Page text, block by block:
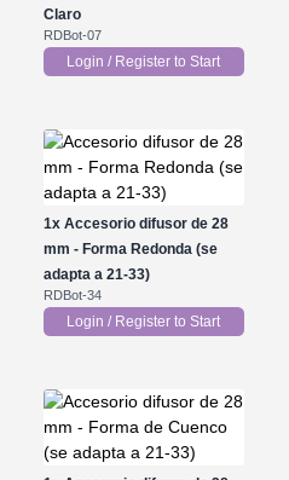
Claro
RDBot-07
Login / Register to Start
1xAccesorio difusor de 28
mm - Forma Redonda (se
adapta a 21-33)
RDBot-34
Login / Register to Start